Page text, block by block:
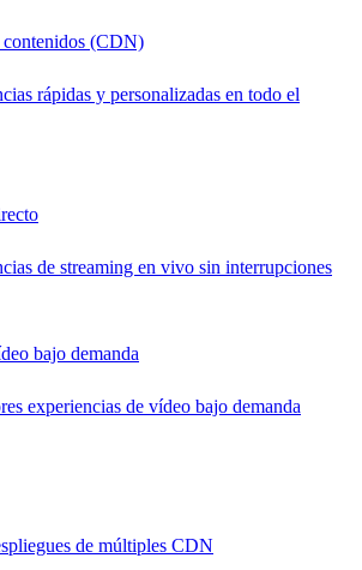
(CDN)
rápidas y personalizadas en todo el
de streaming en vivo sin interrupciones
bajo demanda
experiencias de vídeo bajo demanda
de múltiples CDN